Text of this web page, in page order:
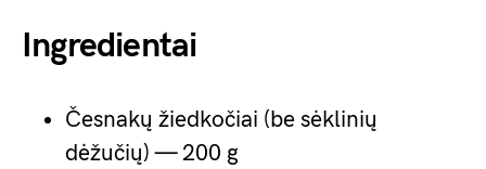
Ingredientai
Česnakų žiedkočiai (be sėklinių
dėžučių) — 200 g